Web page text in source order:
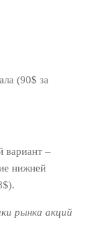
(90$ за
вариант –
нижней
рынка акций